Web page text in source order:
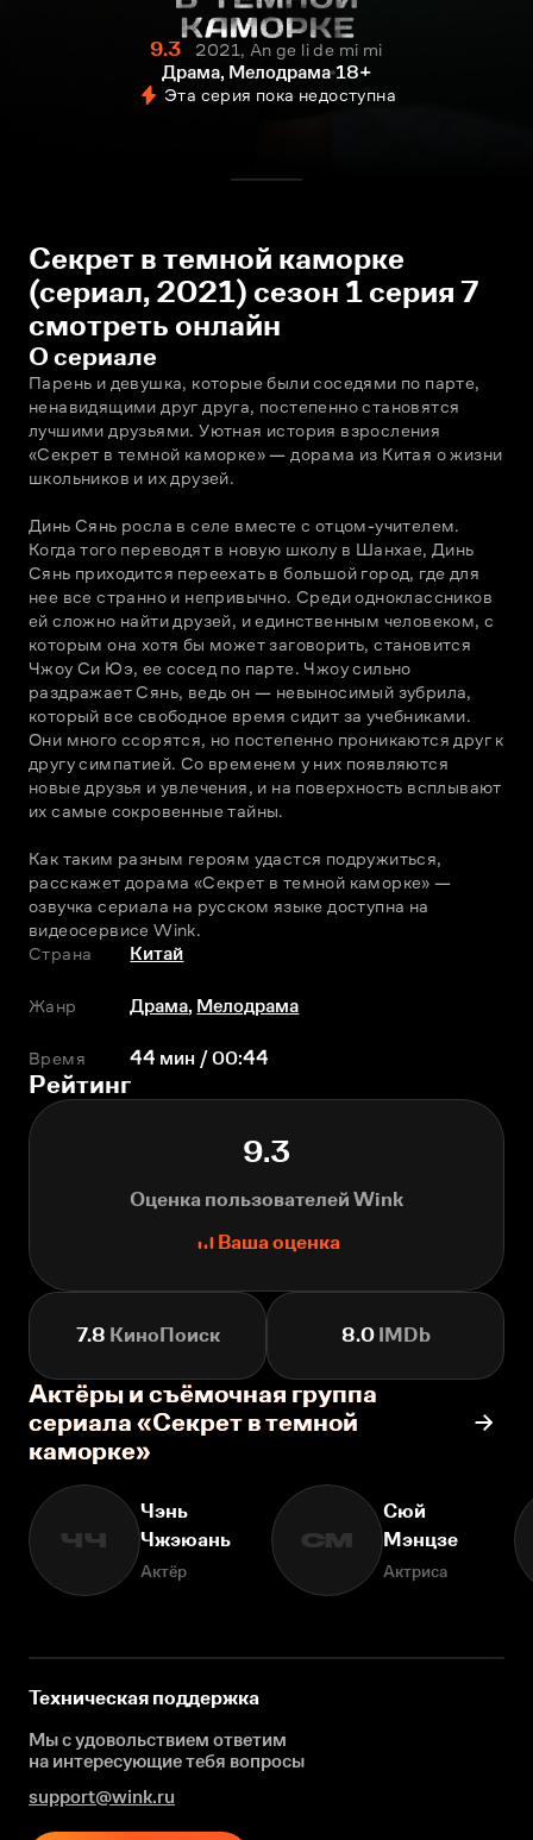
9.3
2021, An ge li de mi mi
Драма, Мелодрама 18+
Эта серия пока недоступна
Секрет в темной каморке
(сериал, 2021) сезон 1 серия 7
смотреть онлайн
О сериале
Парень и девушка, которые были соседями по парте,
ненавидящими друг друга, постепенно становятся
лучшими друзьями. Уютная история взросления
«Секрет в темной каморке» — дорама из Китая о жизни
школьников и их друзей.
Динь Сянь росла в селе вместе с отцом-учителем.
Когда того переводят в новую школу в Шанхае, Динь
Сянь приходится переехать в большой город, где для
нее все странно и непривычно. Среди одноклассников
ей сложно найти друзей, и единственным человеком, с
которым она хотя бы может заговорить, становится
Чжоу Си Юэ, ее сосед по парте. Чжоу сильно
раздражает Сянь, ведь он — невыносимый зубрила,
который все свободное время сидит за учебниками.
Они много ссорятся, но постепенно проникаются друг к
другу симпатией. Со временем у них появляются
новые друзья и увлечения, и на поверхность всплывают
их самые сокровенные тайны.
Как таким разным героям удастся подружиться,
расскажет дорама «Секрет в темной каморке» —
озвучка сериала на русском языке доступна на
видеосервисе Wink.
Страна
Китай
Жанр Драма, Мелодрама
Время 44 мин / 00:44
Рейтинг
9.3
Оценка пользователей Wink
Ваша оценка
7.8 КиноПоиск 8.0IMDb
Актёры и съёмочная группа
сериала «Секрет в темной
каморке»
ЧЧ
Чэнь
Чжэюань
Актёр
СМ
Сюй
Мэнцзе
Актриса
Техническая поддержка
Мы с удовольствием ответим
на интересующиетебя вопросы
support@wink.ru